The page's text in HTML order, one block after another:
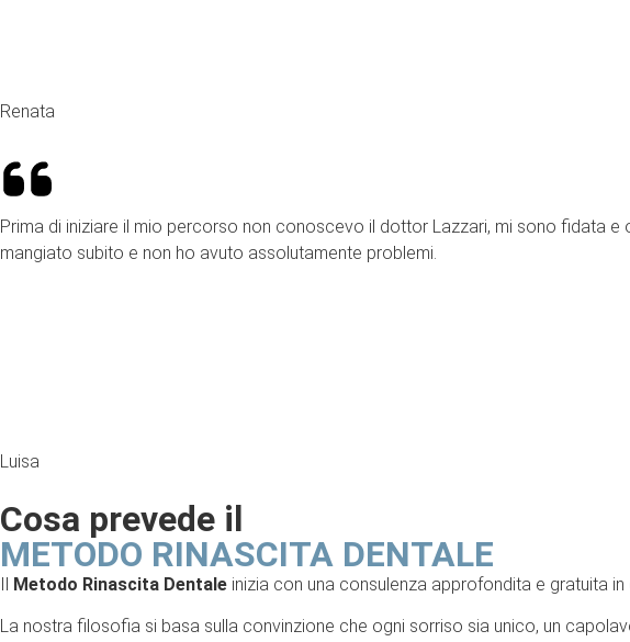
Renata
Prima di iniziare il mio percorso non conoscevo il dottor Lazzari, mi sono fidata
mangiato subito e non ho avuto assolutamente problemi.
Luisa
Cosa prevede il
METODO RINASCITA DENTALE
Il Metodo Rinascita Dentale inizia con una consulenza approfondita e gratuita
La nostra filosofia si basa sulla convinzione che ogni sorriso sia unico, un